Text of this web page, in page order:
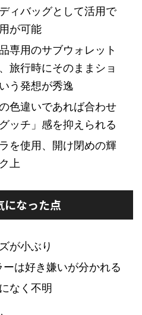
ィバッグとして活用で
が可能
専用のサブウォレット
旅行時にそのままショ
う発想が秀逸
色違いであれば合わせ
ッチ」感を抑えられる
を使用、開け閉めの輝
上
なった点
が小ぶり
は好き嫌いが分かれる
なく不明